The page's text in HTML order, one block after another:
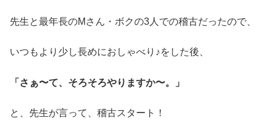
先生と最年長のMさん・ボクの3人での稽古だったので、
いつもより少し長めにおしゃべり♪をした後、
「さぁ〜て、そろそろやりますか〜。」
と、先生が言って、稽古スタート！